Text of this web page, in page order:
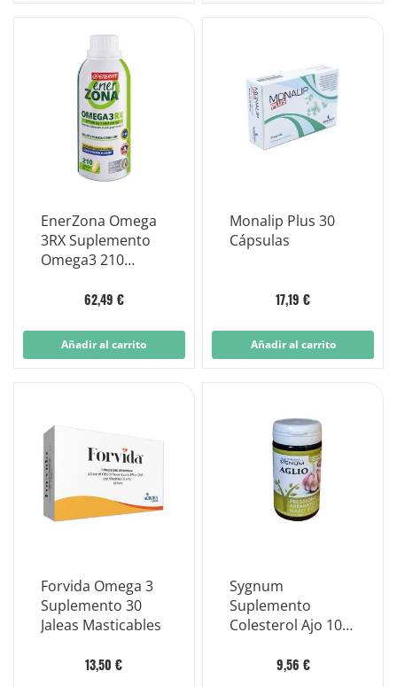
EnerZona Omega
3RX Suplemento
Omega3 210
62,49 €
Añadir al carrito
Monalip Plus 30
Cápsulas
17,19 €
Añadir al carrito
Forvida Omega 3
Suplemento 30
Jaleas Masticables
13,50 €
Sygnum
Suplemento
Colesterol Ajo 100
9,56 €